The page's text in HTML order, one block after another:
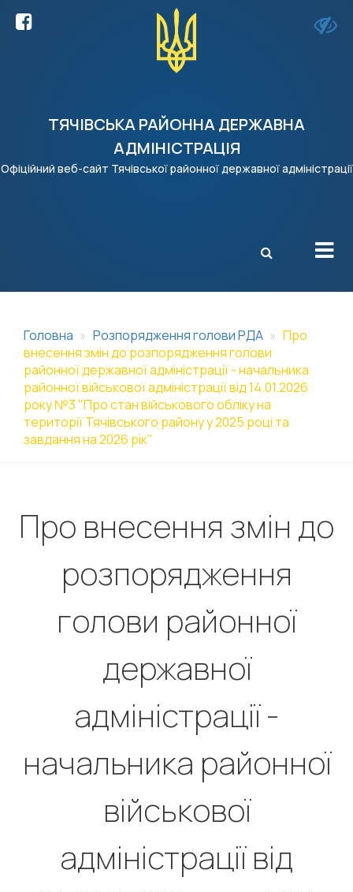
ТЯЧІВСЬКА РАЙОННА ДЕРЖАВНА
АДМІНІСТРАЦІЯ
Офіційний веб-сайт Тячівської районної державної адміністрації
X
Головна Розпорядження голови РДА
Про
внесення змін до розпорядження голови
районної державної адміністрації - начальника
районної військової адміністрації від 14.01.2026
року №3 "Про стан військового обліку на
території Тячівського району у 2025 році та
завдання на 2026 рік"
Про внесення змін до
розпорядження
голови районної
державної
адміністрації -
начальника районної
військової
адміністрації від